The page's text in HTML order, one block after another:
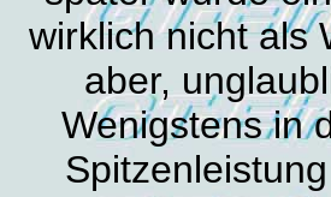
wirklich nicht als
aber,
Wenigstens in